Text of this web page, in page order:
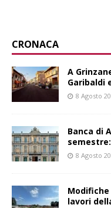
CRONACA
A
Garibaldi
8 Agosto
Banca di
8 Agosto
lavori